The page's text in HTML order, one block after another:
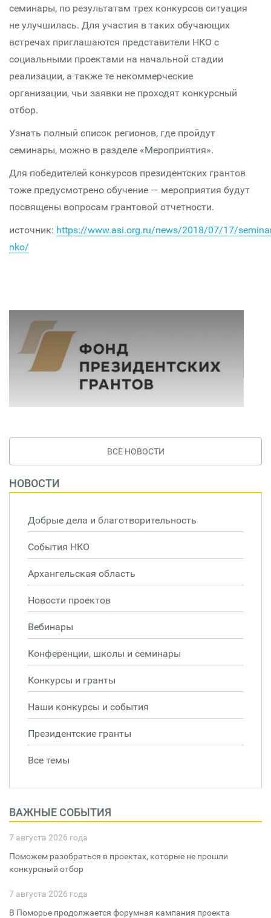
семинары, по результатам трех конкурсов ситуация
не улучшилась. Для участия в таких обучающих
встречах приглашаются представители НКО с
социальными проектами на начальной стадии
реализации, а также те некоммерческие
организации, чьи заявки не проходят конкурсный
отбор.
Узнать полный список регионов, где пройдут
семинары, можно в разделе «Мероприятия».
Для победителей конкурсов президентских грантов
тоже предусмотрено обучение — мероприятия будут
посвящены вопросам грантовой отчетности.
источник: https://www.asi.org.ru/news/2018/07/17/
nko/
ВСЕ НОВОСТИ
НОВОСТИ
Добрые дела и благотворительность
События НКО
Архангельская область
Новости проектов
Вебинары
Конференции, школы и семинары
Конкурсы и гранты
Наши конкурсы и события
Президентские гранты
Все темы
ВАЖНЫЕ СОБЫТИЯ
7 августа 2026 года
Поможем разобраться в проектах, которые не прошли
конкурсный отбор
7 августа 2026 года
В Поморье продолжается форумная кампания проекта